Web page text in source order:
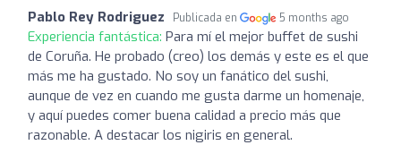
Pablo Rey Rodriguez Publicada en 5 months ago
Experiencia fantástica: Para mí el mejor buffet de sushi
de Coruña. He probado (creo) los demás y este es el que
más me ha gustado. No soy un fanático del sushi,
aunque de vez en cuando me gusta darme un homenaje,
y aquí puedes comer buena calidad a precio más que
razonable. A destacar los nigiris en general.